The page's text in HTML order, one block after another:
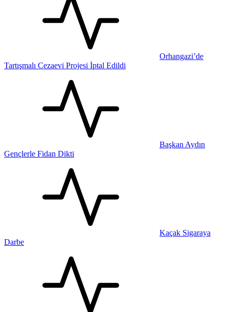
Orhangazi’de
Tartışmalı Cezaevi Projesi İptal Edildi
Başkan Aydın
Gençlerle Fidan Dikti
Kaçak Sigaraya
Darbe